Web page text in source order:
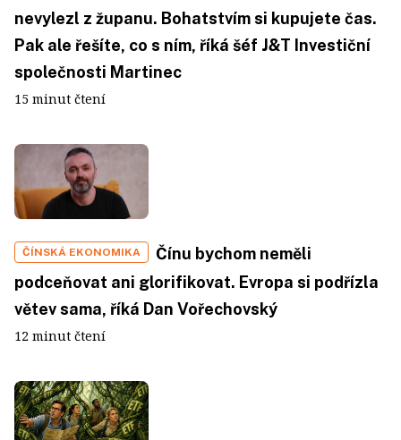
nevylezl z županu. Bohatstvím si kupujete čas.
Pak ale řešíte, co s ním, říká šéf J&T Investiční
společnosti Martinec
15 minut čtení
ČÍNSKÁ EKONOMIKA
Čínu bychom neměli
podceňovat ani glorifikovat. Evropa si podřízla
větev sama, říká Dan Vořechovský
12 minut čtení